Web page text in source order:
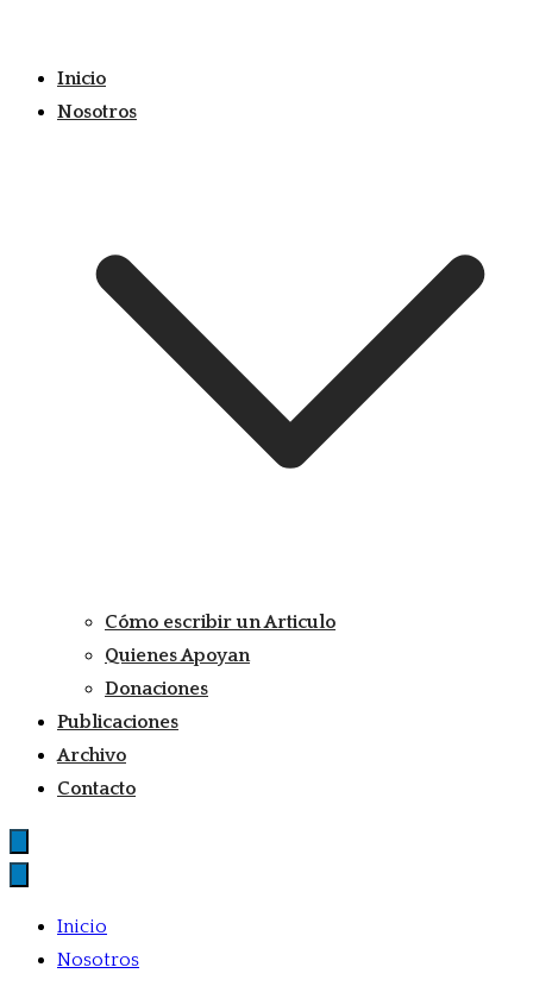
content
Inicio
Nosotros
Cómo escribir un Articulo
Quienes Apoyan
Donaciones
Publicaciones
Archivo
Contacto
Inicio
Nosotros